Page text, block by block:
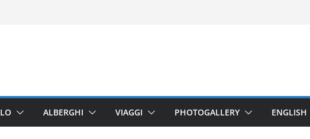
ALBERGHI VIAGGI PHOTOGALLERY ENGLISH